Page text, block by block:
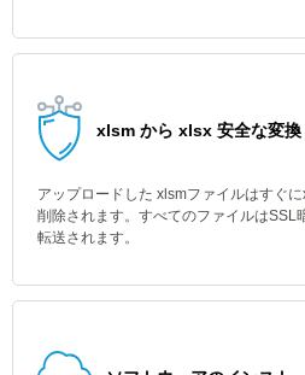
xlsm から xlsx 安全な変換
アップロードした xlsmファイルはすぐ
削除されます。すべてのファイルはSSL
転送されます。